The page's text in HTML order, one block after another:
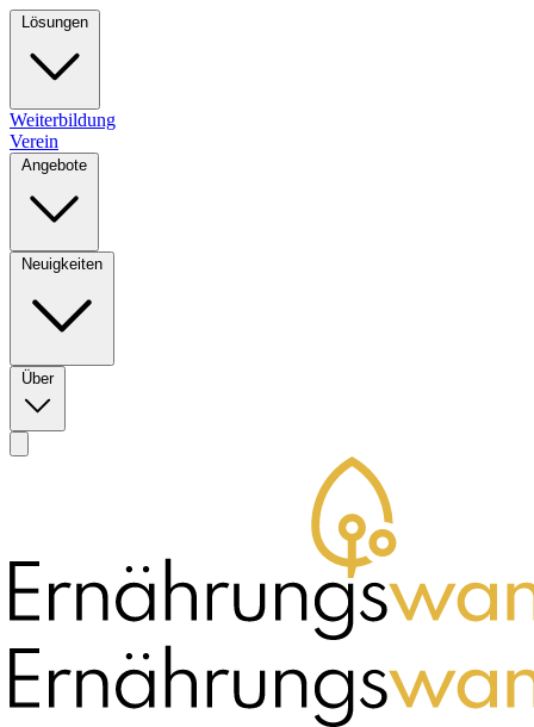
Weiterbildung
Verein
Über